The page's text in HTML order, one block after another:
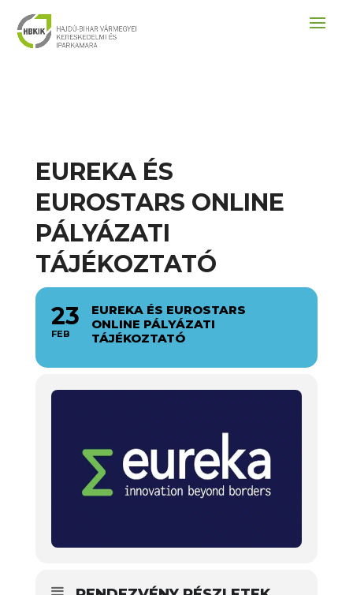
EUREKA ÉS
EUROSTARS ONLINE
PÁLYÁZATI
TÁJÉKOZTATÓ
23
FEB
EUREKA ÉS EUROSTARS
ONLINE PÁLYÁZATI
TÁJÉKOZTATÓ